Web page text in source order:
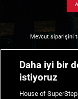
Mevcut siparişini
Daha iyi bir
istiyoruz
House of